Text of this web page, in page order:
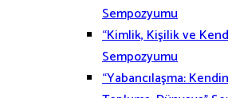
Sempozyumu
“Kimlik, Kişilik ve
Sempozyumu
“Yabancılaşma: